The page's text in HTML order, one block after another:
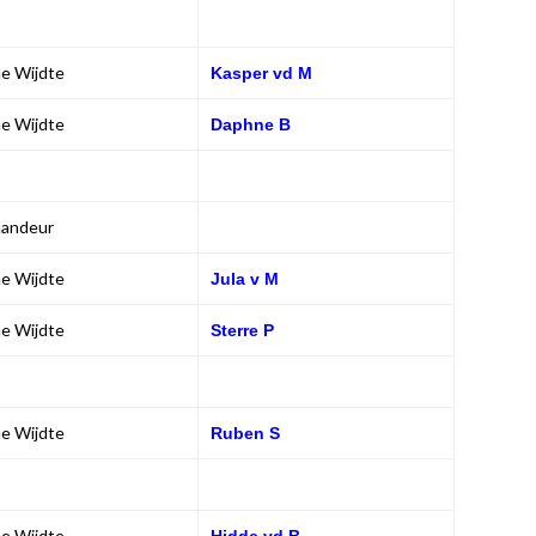
Wijdte Kasper vd M
Wijdte Daphne B
Wijdte Jula v M
Wijdte Sterre P
Wijdte Ruben S